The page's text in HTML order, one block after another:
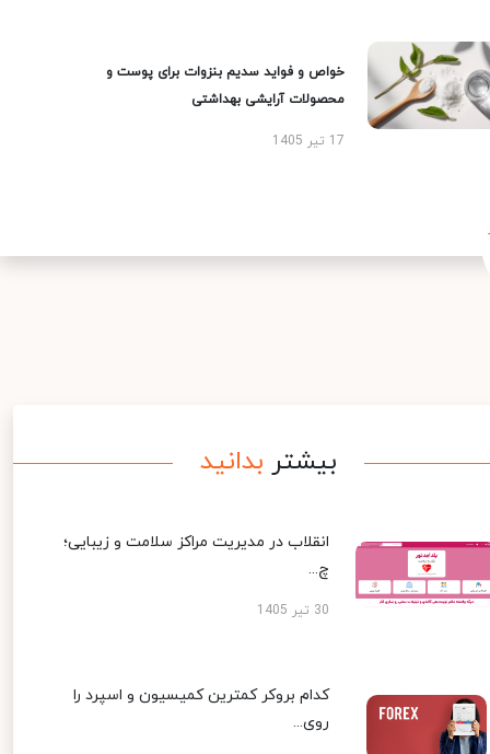
خواص و فواید سدیم بنزوات برای پوست و
محصولات آرایشی بهداشتی
17 تیر 1405
بیشتر بدانید
انقلاب در مدیریت مراکز سلامت و زیبایی؛
چ...
30 تیر 1405
کدام بروکر کمترین کمیسیون و اسپرد را
روی...